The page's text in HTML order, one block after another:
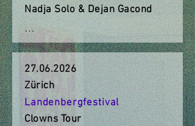
Nadja Solo & Dejan Gacond
…
27.06.2026
Zürich
Landenbergfestival
Clowns Tour